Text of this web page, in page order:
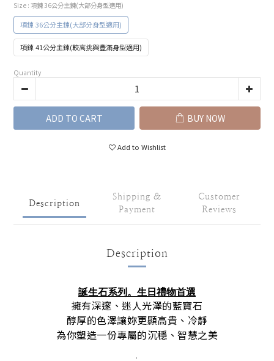
Size : 項鍊 36公分主鍊(大部分身型適用)
項鍊 36公分主鍊(大部分身型適用)
項鍊 41公分主鍊(較高挑與豐滿身型適用)
Quantity
ADD TO CART BUY NOW
Add to Wishlist
Description
Shipping &
Payment
Customer
Reviews
Description
誕生石系列。生日禮物首選
擁有深邃、迷人光澤的藍寶石
醇厚的色澤讓妳更顯高貴、冷靜
為你塑造一份專屬的沉穩、智慧之美
.